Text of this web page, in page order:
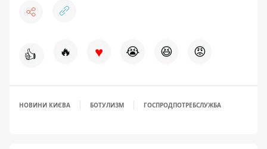
👍 🔥 ♥ 😭 😆 😡
НОВИНИ КИЄВА БОТУЛИЗМ ГОСПРОДПОТРЕБСЛУЖБА